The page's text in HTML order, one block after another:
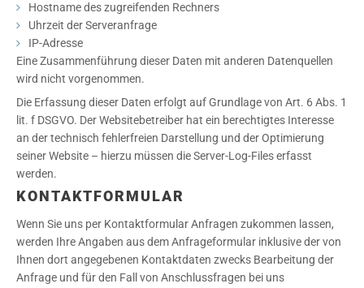
Hostname des zugreifenden Rechners
Uhrzeit der Serveranfrage
IP-Adresse
Eine Zusammenführung dieser Daten mit anderen Datenquellen
wird nicht vorgenommen.
Die Erfassung dieser Daten erfolgt auf Grundlage von Art. 6 Abs. 1
lit. f DSGVO. Der Websitebetreiber hat ein berechtigtes Interesse
an der technisch fehlerfreien Darstellung und der Optimierung
seiner Website – hierzu müssen die Server-Log-Files erfasst
werden.
KONTAKTFORMULAR
Wenn Sie uns per Kontaktformular Anfragen zukommen lassen,
werden Ihre Angaben aus dem Anfrageformular inklusive der von
Ihnen dort angegebenen Kontaktdaten zwecks Bearbeitung der
Anfrage und für den Fall von Anschlussfragen bei uns